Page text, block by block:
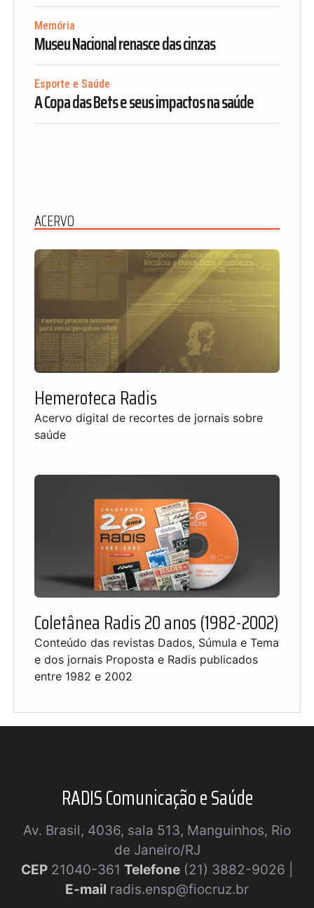
Memória
Museu Nacional renasce das cinzas
Esporte e Saúde
A Copa das Bets e seus impactos na saúde
ACERVO
Hemeroteca Radis
Acervo digital de recortes de jornais sobre
saúde
Coletânea Radis 20 anos (1982-2002)
Conteúdo das revistas Dados, Súmula e Tema
e dos jornais Proposta e Radis publicados
entre 1982 e 2002
RADIS Comunicação e Saúde
Av. Brasil, 4036, sala 513, Manguinhos, Rio
de Janeiro/RJ
CEP 21040-361 Telefone (21) 3882-9026 |
E-mail radis.ensp@fiocruz.br